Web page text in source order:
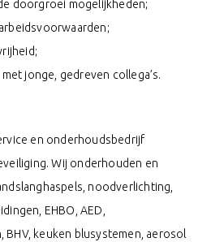
doorgroei mogelijkheden;
jonge, gedreven collega’s.
en onderhoudsbedrijf
Wij onderhouden en
noodverlichting,
EHBO, AED,
keuken blusystemen, aerosol